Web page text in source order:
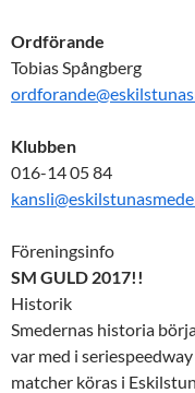
Ordförande
Tobias Spångberg
Klubben
016-14 05 84
Föreningsinfo
SM GULD 2017!!
Historik
Smedernas historia
var med i
matcher köras i